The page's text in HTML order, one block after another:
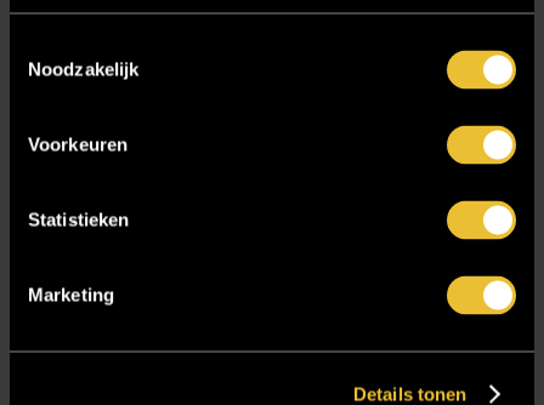
Noodzakelijk
Voorkeuren
Statistieken
Marketing
Details tonen
Vacature Allround monteur interieurbouwer